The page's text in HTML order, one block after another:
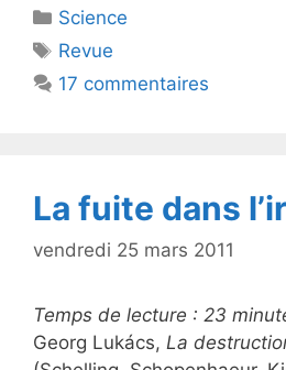
er e
o
Catégories
Science
Étiquettes
Revue
17 commentaires
La fuite dans
vendredi 25 mars 2011
Temps de lecture : 23
Georg Lukács, La